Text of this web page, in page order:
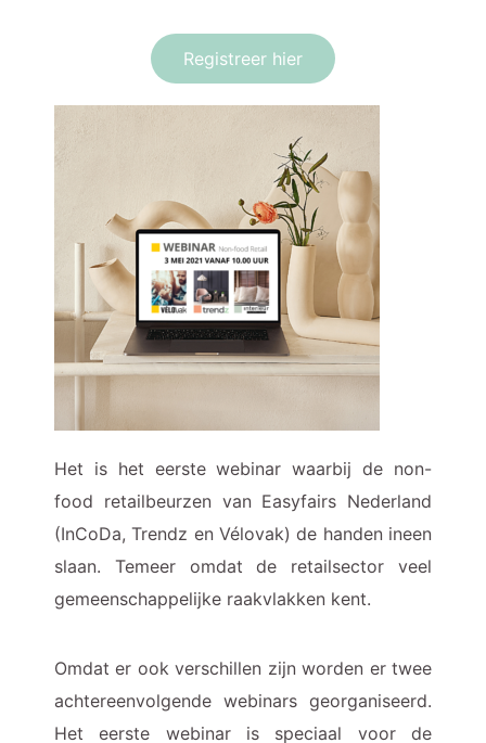
Registreer hier
Het is het eerste webinar waarbij de non-
food retailbeurzen van Easyfairs Nederland
(InCoDa, Trendz en Vélovak) de handen ineen
slaan. Temeer omdat de retailsector veel
gemeenschappelijke raakvlakken kent.
Omdat er ook verschillen zijn worden er twee
achtereenvolgende webinars georganiseerd.
Het eerste webinar is speciaal voor de